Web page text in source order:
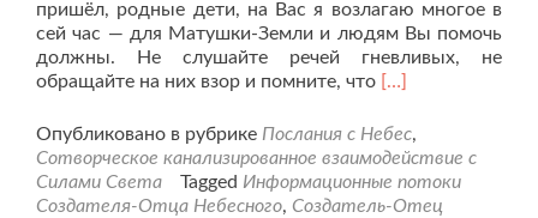
пришёл, родные дети, на Вас я возлагаю многое в
сей час — для Матушки-Земли и людям Вы помочь
должны. Не слушайте речей гневливых, не
обращайте на них взор и помните, что Читать
проЧеннелинг
22.08.17
”Создатель
слово
[…]
Опубликовано в рубрике Послания с Небес,
Сотворческое канализированное взаимодействие с
Силами Света
Tagged Информационные потоки
Создателя-Отца Небесного, Создатель-Отец